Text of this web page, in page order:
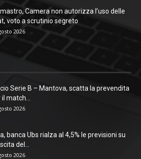
Camera non autorizza l’uso delle
voto a scrutinio segreto
2026
Serie B – Mantova, scatta la prevendita
match...
2026
banca Ubs rialza al 4,5% le previsioni su
del...
2026